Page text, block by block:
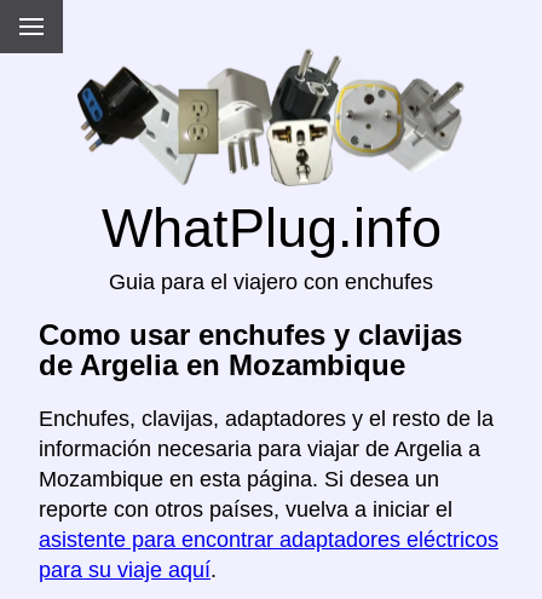
WhatPlug.info
Guia para el viajero con enchufes
Como usar enchufes y clavijas
de Argelia en Mozambique
Enchufes, clavijas, adaptadores y el resto de la
información necesaria para viajar de Argelia a
Mozambique en esta página. Si desea un
reporte con otros países, vuelva a iniciar el
asistente para encontrar adaptadores eléctricos
para su viaje aquí.